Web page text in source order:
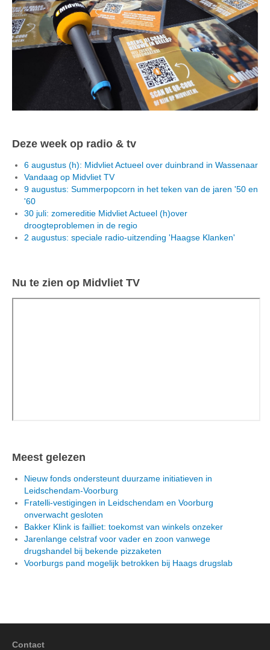
Deze week op radio & tv
6 augustus (h): Midvliet Actueel over duinbrand in Wassenaar
Vandaag op Midvliet TV
9 augustus: Summerpopcorn in het teken van de jaren '50 en
'60
30 juli: zomereditie Midvliet Actueel (h)over
droogteproblemen in de regio
2 augustus: speciale radio-uitzending 'Haagse Klanken'
Nu te zien op Midvliet TV
Meest gelezen
Nieuw fonds ondersteunt duurzame initiatieven in
Leidschendam-Voorburg
Fratelli-vestigingen in Leidschendam en Voorburg
onverwacht gesloten
Bakker Klink is failliet: toekomst van winkels onzeker
Jarenlange celstraf voor vader en zoon vanwege
drugshandel bij bekende pizzaketen
Voorburgs pand mogelijk betrokken bij Haags drugslab
Contact